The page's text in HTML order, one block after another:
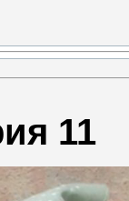
11